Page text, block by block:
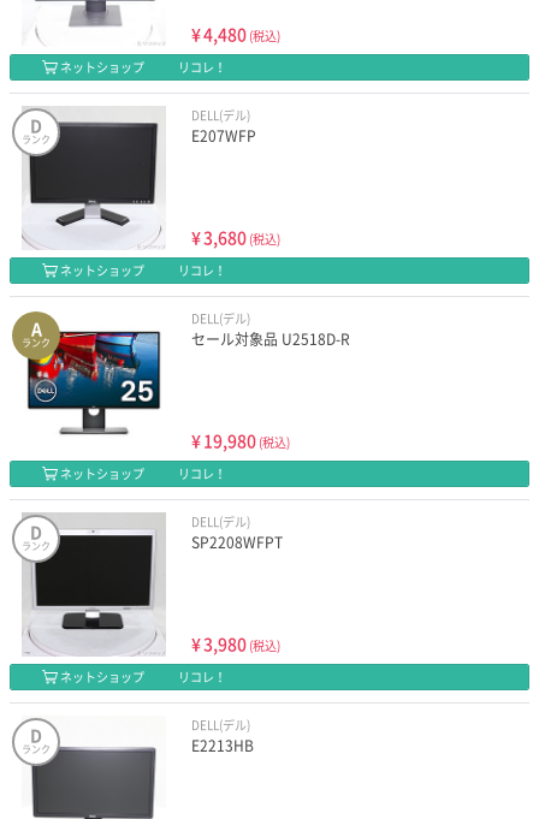
¥4,480 (税込)
ネットショップ
リコレ！
D
ランク
DELL(デル)
E207WFP
¥3,680 (税込)
ネットショップ
リコレ！
A
ランク
DELL(デル)
セール対象品 U2518D-R
¥19,980 (税込)
ネットショップ
リコレ！
D
ランク
DELL(デル)
SP2208WFPT
¥3,980 (税込)
ネットショップ
リコレ！
D
ランク
DELL(デル)
E2213HB